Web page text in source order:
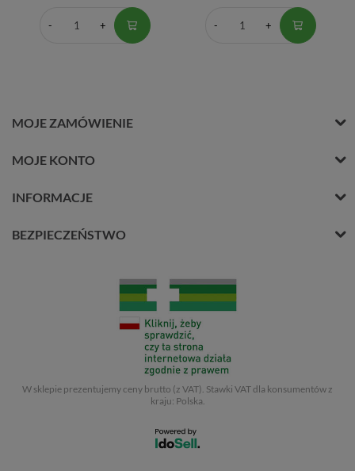
MOJE ZAMÓWIENIE
MOJE KONTO
INFORMACJE
BEZPIECZEŃSTWO
W sklepie prezentujemy ceny brutto (z VAT). Stawki VAT dla konsumentów z
kraju: Polska.